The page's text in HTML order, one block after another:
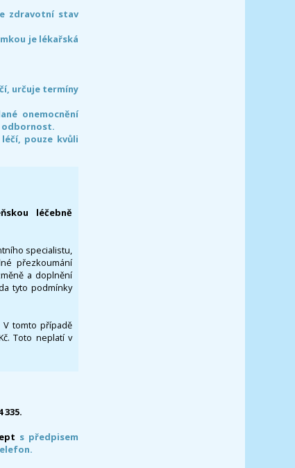
zdravotní stav
je lékařská
určuje termíny
onemocnění
odbornost.
pouze kvůli
léčebně
specialistu,
přezkoumání
a doplnění
tyto podmínky
tomto případě
Toto neplatí v
335.
s předpisem